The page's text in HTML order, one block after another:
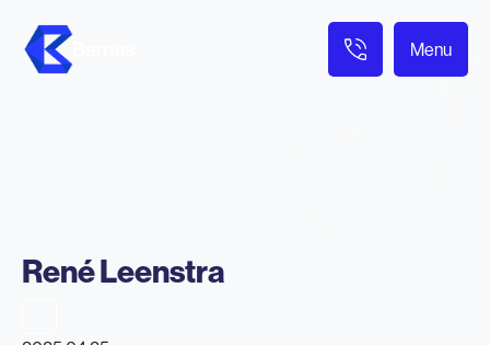
Menu
René Leenstra